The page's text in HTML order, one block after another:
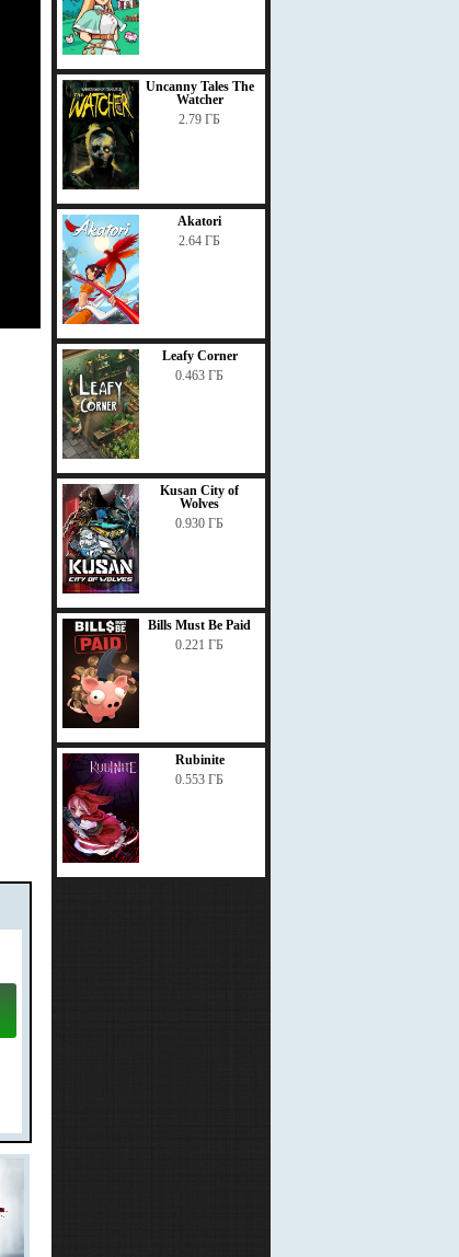
Uncanny Tales The
Watcher
2.79 ГБ
Akatori
2.64 ГБ
Leafy Corner
0.463 ГБ
Kusan City of
Wolves
0.930 ГБ
Bills Must Be Paid
0.221 ГБ
Rubinite
0.553 ГБ